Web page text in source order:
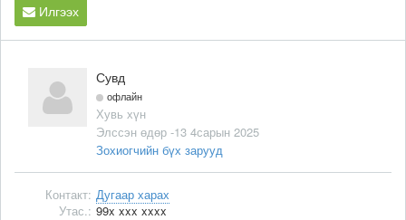
Илгээх
Сувд
офлайн
Хувь хүн
Элссэн өдөр -13 4сарын 2025
Зохиогчийн бүх зарууд
Контакт: Дугаар харах
Утас.: 99x xxx xxxx